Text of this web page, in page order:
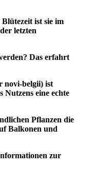
ist sie im
letzten
Das erfahrt
novi-belgii) ist
Nutzens eine echte
Pflanzen die
Balkonen und
zur